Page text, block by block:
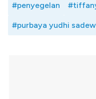
#penyegelan
#purbaya yudhi